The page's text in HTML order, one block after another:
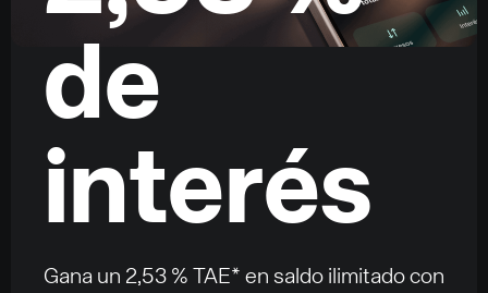
de
interés
Gana un 2,53 % TAE* en saldo ilimitado con